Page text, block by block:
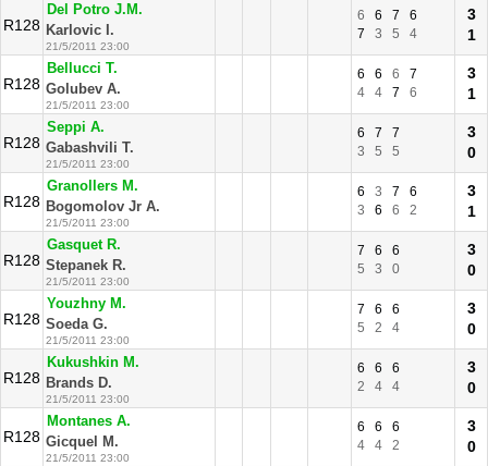
R128
Del Potro J.M.
Karlovic I.
21/5/2011 23:00
6 6 7
6
7
3 5 4
3
1
R128
Bellucci T.
Golubev A.
21/5/2011 23:00
6 6 6
7
4
4 7 6
3
1
R128
Seppi A.
Gabashvili T.
21/5/2011 23:00
6 7
7
3
5 5
3
0
R128
Granollers M.
Bogomolov Jr A.
21/5/2011 23:00
6 3 7
6
3
6 6 2
3
1
R128
Gasquet R.
Stepanek R.
21/5/2011 23:00
7 6
6
5
3 0
3
0
R128
Youzhny M.
Soeda G.
21/5/2011 23:00
7 6
6
5
2 4
3
0
R128
Kukushkin M.
Brands D.
21/5/2011 23:00
6 6
6
2
4 4
3
0
R128
Montanes A.
Gicquel M.
21/5/2011 23:00
6 6
6
4
4 2
3
0